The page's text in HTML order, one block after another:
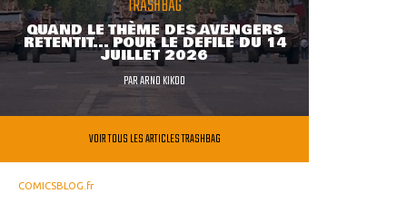
TRASHBAG
QUAND LE THÈME DES AVENGERS
RETENTIT... POUR LE DÉFILÉ DU 14
JUILLET 2026
PARARNO KIKOO
VOIR TOUS LES ARTICLES TRASHBAG
COMICSBLOG.fr